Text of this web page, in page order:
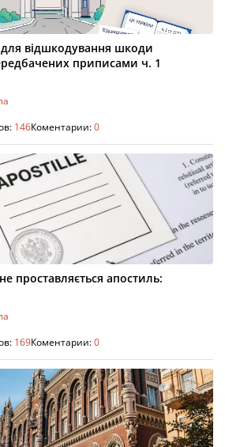
відшкодування шкоди
приписами ч. 1
146Коментарии:0
проставляється апостиль:
169Коментарии:0